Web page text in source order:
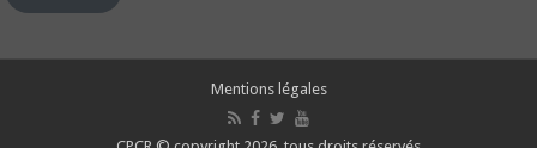
Mentions légales